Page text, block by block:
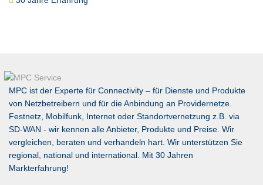
MPC ist der Experte für Connectivity – für Dienste und Produkte
von Netzbetreibern und für die Anbindung an Providernetze.
Festnetz, Mobilfunk, Internet oder Standortvernetzung z.B. via
SD-WAN - wir kennen alle Anbieter, Produkte und Preise. Wir
vergleichen, beraten und verhandeln hart. Wir unterstützen Sie
regional, national und international. Mit 30 Jahren
Markterfahrung!